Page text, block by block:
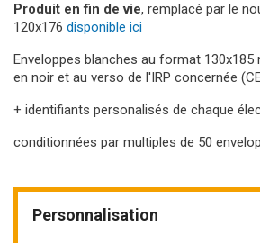
Produit en fin de vie, remplacé par le
120x176 disponible ici
Enveloppes blanches au format
en noir et au verso de l'IRP concernée
+ identifiants personalisés de chaque
conditionnées par multiples de 50
Personnalisation